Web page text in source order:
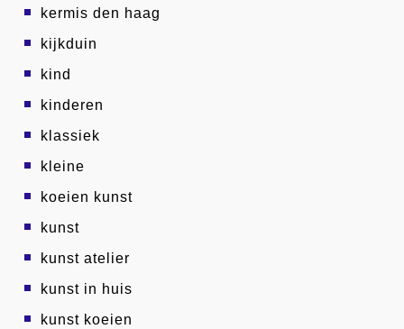
kermis den haag
kijkduin
kind
kinderen
klassiek
kleine
koeien kunst
kunst
kunst atelier
kunst in huis
kunst koeien